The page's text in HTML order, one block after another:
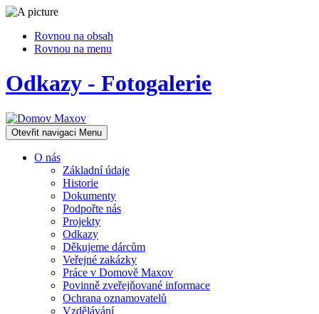
Rovnou na obsah
Rovnou na menu
Odkazy - Fotogalerie
Otevřit navigaci Menu
O nás
Základní údaje
Historie
Dokumenty
Podpořte nás
Projekty
Odkazy
Děkujeme dárcům
Veřejné zakázky
Práce v Domově Maxov
Povinně zveřejňované informace
Ochrana oznamovatelů
Vzdělávání